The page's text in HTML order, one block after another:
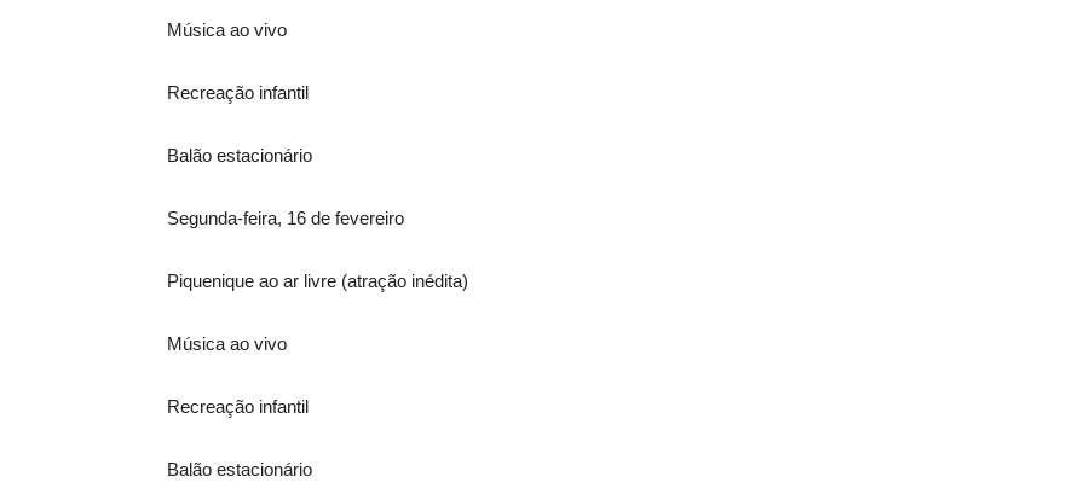
Música ao vivo
Recreação infantil
Balão estacionário
Segunda-feira, 16 de fevereiro
Piquenique ao ar livre (atração inédita)
Música ao vivo
Recreação infantil
Balão estacionário